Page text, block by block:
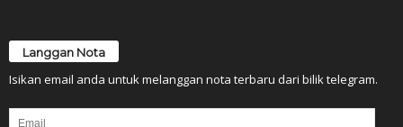
Langgan Nota
Isikan email anda untuk melanggan nota terbaru dari bilik telegram.
Email